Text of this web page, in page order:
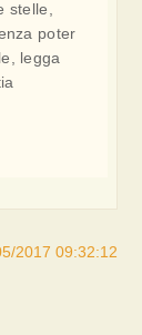
stelle,
poter
legga
2017 09:32:12